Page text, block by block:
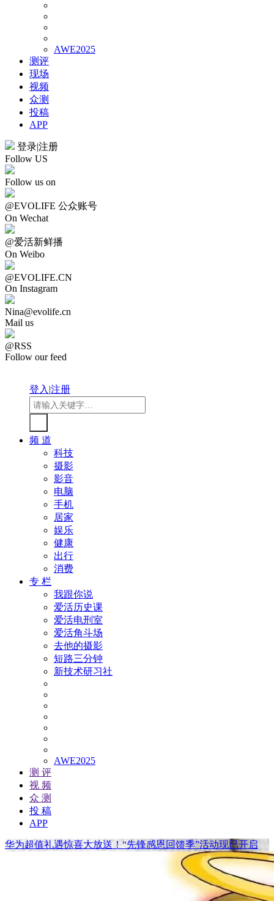
AWE2025
测评
现场
视频
众测
投稿
APP
登录|注册
Follow US
Follow us on
@EVOLIFE 公众账号
On Wechat
@爱活新鲜播
On Weibo
@EVOLIFE.CN
On Instagram
Nina@evolife.cn
Mail us
@RSS
Follow our feed
登入|注册
频 道
科技
摄影
影音
电脑
手机
居家
娱乐
健康
出行
消费
专 栏
我跟你说
爱活历史课
爱活电刑室
爱活角斗场
去他的摄影
短路三分钟
新技术研习社
AWE2025
测 评
视 频
众 测
投 稿
APP
华为超值礼遇惊喜大放送！“先锋感恩回馈季”活动现已开启